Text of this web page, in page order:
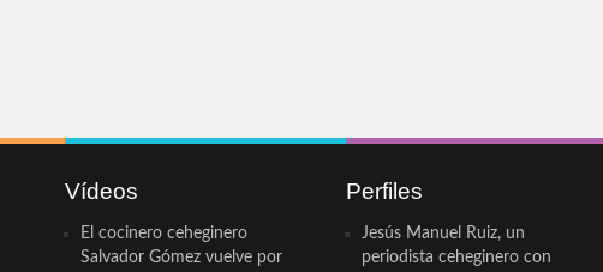
Vídeos
El cocinero ceheginero
Salvador Gómez vuelve por
Perfiles
Jesús Manuel Ruiz, un
periodista ceheginero con